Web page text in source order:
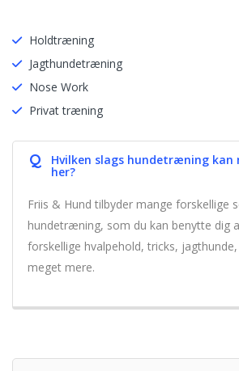
Holdtræning
Jagthundetræning
Nose Work
Privat træning
Q Hvilken slags hundetræning kan
her?
Friis & Hund tilbyder mange forskellige
hundetræning, som du kan benytte dig
forskellige hvalpehold, tricks,
meget mere.